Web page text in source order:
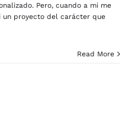
Pero, cuando a mi me
un proyecto del carácter que
Read More